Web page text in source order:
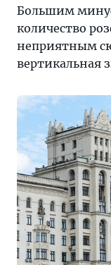
Большим
количество
неприятным
вертикальная